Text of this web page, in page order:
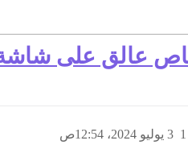
عالق على شاشة
3 يوليو 2024، 12:54ص 1